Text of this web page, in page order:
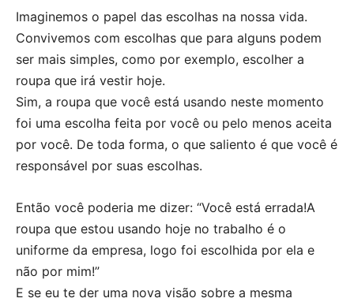
Imaginemos o papel das escolhas na nossa vida.
Convivemos com escolhas que para alguns podem
ser mais simples, como por exemplo, escolher a
roupa que irá vestir hoje.
Sim, a roupa que você está usando neste momento
foi uma escolha feita por você ou pelo menos aceita
por você. De toda forma, o que saliento é que você é
responsável por suas escolhas.
Então você poderia me dizer: “Você está errada!A
roupa que estou usando hoje no trabalho é o
uniforme da empresa, logo foi escolhida por ela e
não por mim!”
E se eu te der uma nova visão sobre a mesma